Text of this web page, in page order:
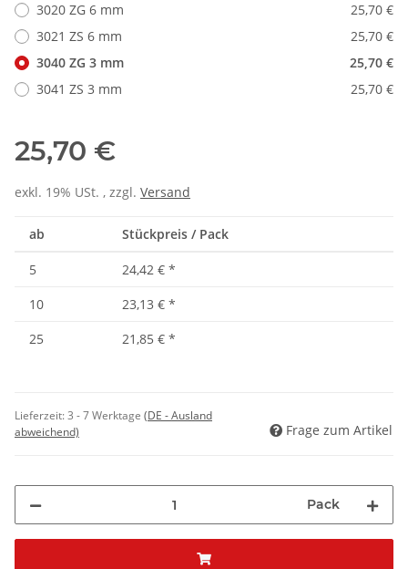
3020 ZG 6 mm
25,70 €
3021 ZS 6 mm
25,70 €
3040 ZG 3 mm
25,70 €
3041 ZS 3 mm
25,70 €
25,70 €
exkl. 19% USt. , zzgl. Versand
ab Stückpreis / Pack
5 24,42 € *
10
23,13 € *
25
21,85 € *
Lieferzeit:3 - 7 Werktage (DE - Ausland
abweichend)
Frage zum Artikel
Pack